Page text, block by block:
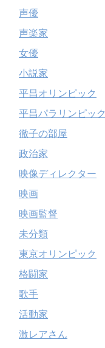
声優
声楽家
女優
小説家
平昌オリンピック
平昌パラリンピック
徹子の部屋
政治家
映像ディレクター
映画
映画監督
未分類
東京オリンピック
格闘家
歌手
活動家
激レアさん